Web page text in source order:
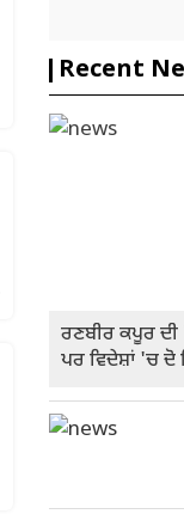
Recent
ਰਣਬੀਰ ਕਪੂਰ ਦੀ
ਪਰ ਵਿਦੇਸ਼ਾਂ 'ਚ ਦੋ